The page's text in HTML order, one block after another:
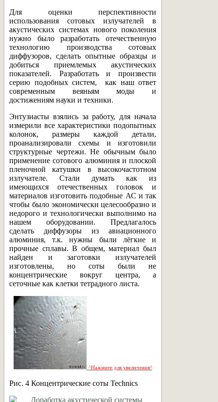
Для оценки перспективности
использования сотовых излучателей в
акустических системах нового поколения
нужно было разработать отечественную
технологию производства сотовых
диффузоров, сделать опытные образцы и
добиться приемлемых акустических
показателей. Разработать и произвести
серию подобных систем, как наш ответ
современным веяньям моды и
достижениям науки и техники.
Энтузиасты взялись за работу, для начала
измерили все характеристики подопытных
колонок, размеры каждой детали,
проанализировали схемы и изготовили
структурные чертежи. Не обычным было
применение сотового алюминия и плоской
пленочной катушки в высокочастотном
излучателе. Стали думать как из
имеющихся отечественных головок и
материалов изготовить подобные АС и так
чтобы было экономически целесообразно и
недорого и технологически выполнимо на
нашем оборудовании. Предлагалось
сделать диффузоры из авиационного
алюминия, т.к. нужны были лёгкие и
прочные сплавы. В общем, материал был
найден и заготовки излучателей
изготовлены, но соты были не
концентрические вокруг центра, а
сеточные как клетки тетрадного листа.
^Нажмите для увеличения^
Рис. 4 Концентрические соты Technics